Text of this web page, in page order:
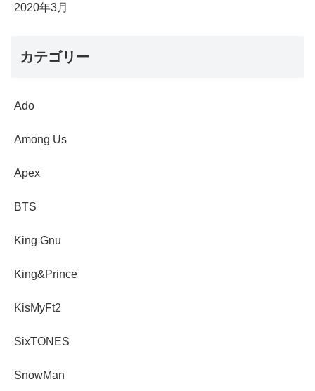
2020年3月
カテゴリー
Ado
Among Us
Apex
BTS
King Gnu
King&Prince
KisMyFt2
SixTONES
SnowMan